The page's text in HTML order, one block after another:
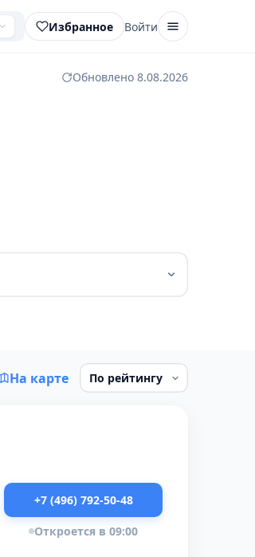
Избранное Войти
Обновлено 8.08.2026
На карте
+7 (496) 792-50-48
Откроется в 09:00